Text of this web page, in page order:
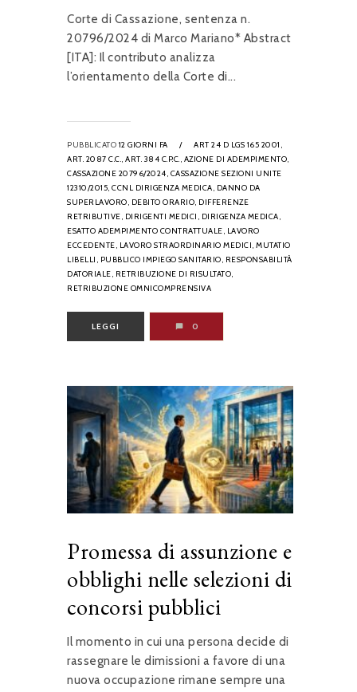
Corte di Cassazione, sentenza n.
20796/2024 di Marco Mariano* Abstract
[ITA]: Il contributo analizza
l’orientamento della Corte di...
PUBBLICATO 12 GIORNI FA /
ART 24 D LGS 165 2001,
ART. 2087 C.C., ART. 384 C.P.C., AZIONE DI ADEMPIMENTO,
CASSAZIONE 20796/2024, CASSAZIONE SEZIONI UNITE
12310/2015, CCNL DIRIGENZA MEDICA, DANNO DA
SUPERLAVORO, DEBITO ORARIO, DIFFERENZE
RETRIBUTIVE, DIRIGENTI MEDICI, DIRIGENZA MEDICA,
ESATTO ADEMPIMENTO CONTRATTUALE, LAVORO
ECCEDENTE, LAVORO STRAORDINARIO MEDICI, MUTATIO
LIBELLI, PUBBLICO IMPIEGO SANITARIO, RESPONSABILITÀ
DATORIALE, RETRIBUZIONE DI RISULTATO,
RETRIBUZIONE OMNICOMPRENSIVA
LEGGI 0
Promessa di assunzione e
obblighi nelle selezioni di
concorsi pubblici
Il momento in cui una persona decide di
rassegnare le dimissioni a favore di una
nuova occupazione rimane sempre una